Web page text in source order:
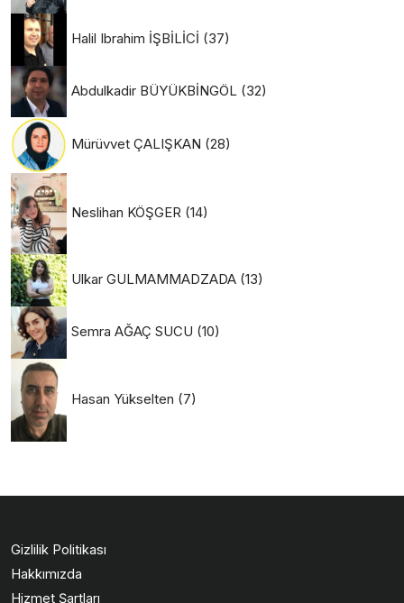
Halil Ibrahim İŞBİLİCİ (37)
Abdulkadir BÜYÜKBİNGÖL (32)
Mürüvvet ÇALIŞKAN (28)
Neslihan KÖŞGER (14)
Ulkar GULMAMMADZADA (13)
Semra AĞAÇ SUCU (10)
Hasan Yükselten (7)
Gizlilik Politikası
Hakkımızda
Hizmet Şartları